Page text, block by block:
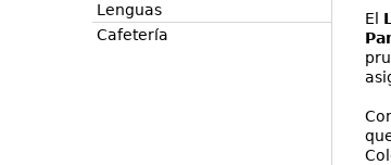
El
Lenguas
Cafetería